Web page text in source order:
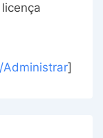
Administrar]